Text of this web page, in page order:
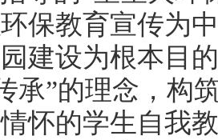
保教育宣传为
建设为根本目
承”的理念，构
怀的学生自我